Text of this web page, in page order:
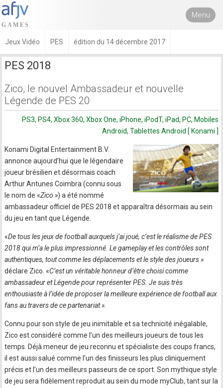
Menu
Jeux Vidéo PES édition du 14 décembre 2017
PES 2018
Zico, le nouvel Ambassadeur et nouvelle
Légende de PES 20
PS3, PS4, Xbox 360, Xbox One, iPhone, iPodT, iPad, PC, Mobiles
Android, Tablettes Android [ Konami ]
Konami Digital Entertainment B.V.
annonce aujourd’hui que le légendaire
joueur brésilien et désormais coach
Arthur Antunes Coimbra (connu sous
le nom de «Zico ») a été nommé
ambassadeur officiel de PES 2018 et apparaîtra désormais au sein
du jeu en tant que Légende.
«De tous les jeux de football auxquels j’ai joué, c’est le réalisme de PES
2018 qui m’a le plus impressionné. Le gameplay et les contrôles sont
authentiques, tout comme les déplacements et le style des joueurs »
déclare Zico. «C’est un véritable honneur d’être choisi comme
ambassadeur et Légende pour représenter PES. Je suis très
enthousiaste à l’idée de proposer la meilleure expérience de football aux
fans au travers de ce partenariat »
Connu pour son style de jeu inimitable et sa technicité inégalable,
Zico est considéré comme l’un des meilleurs joueurs de tous les
temps. Déjà meneur de jeu reconnu et spécialiste des coups francs,
il est aussi salué comme l’un des finisseurs les plus cliniquement
précis et l’un des meilleurs passeurs de ce sport. Son mythique style
de jeu sera fidèlement reproduit au sein du mode myClub, tant sur la